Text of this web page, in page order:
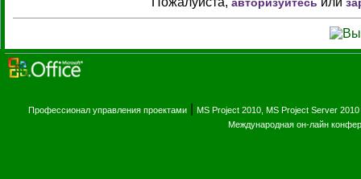
Профессионал управления проектами MS Project 2010, MS Project Server 2010
Международная он-лайн